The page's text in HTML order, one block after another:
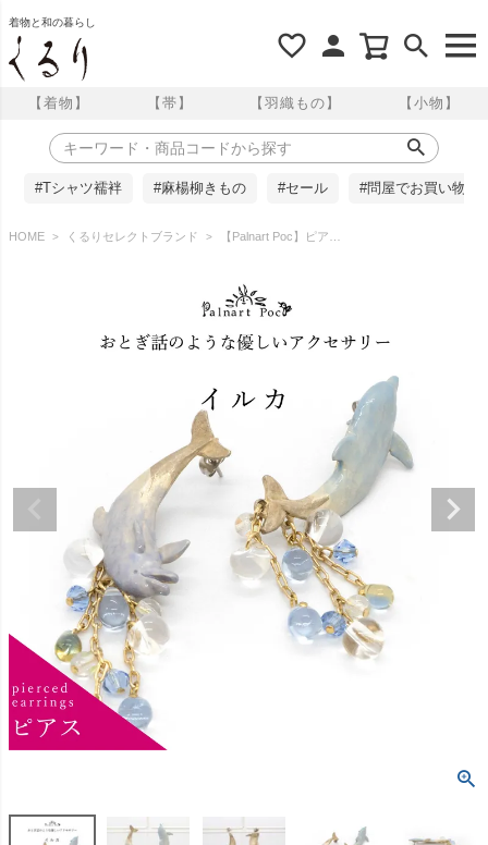
着物と和の暮らし
【着物】 【帯】 【羽織もの】 【小物】
#Tシャツ襦袢 #麻楊柳きもの #セール #問屋でお買い物
HOME くるりセレクトブランド 【Palnart Poc】ピアス/イルカ（Dolphin）